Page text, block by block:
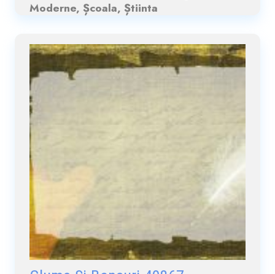
Moderne, Școala, Știinta